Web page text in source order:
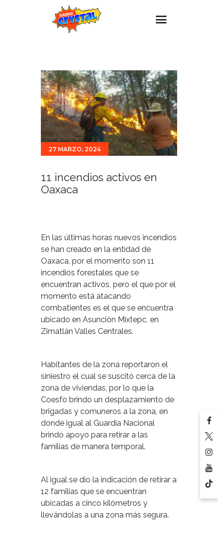
Estaciones
Eventos
Promociones
Noticias
Para ti
27 MARZO, 2024
11 incendios activos en
Oaxaca
En las últimas horas nuevos incendios
se han creado en la entidad de
Oaxaca, por el momento son 11
incendios forestales que se
encuentran activos, pero el que por el
momento está atacando
combatientes es el que se encuentra
ubicado en Asunción Mixtepc, en
Zimatlán Valles Centrales.
Habitantes de la zona reportaron el
siniestro el cual se suscitó cerca de la
zona de viviendas, por lo que la
Coesfo brindo un desplazamiento de
brigadas y comuneros a la zona, en
donde igual al Guardia Nacional
brindo apoyo para retirar a las
familias de manera temporal.
Al igual se dio la indicación de retirar a
12 familias que se encuentran
ubicadas a cinco kilómetros y
llevándolas a una zona más segura.